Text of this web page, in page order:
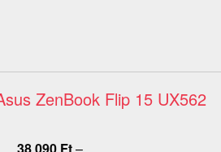
ZenBook Flip 15 UX562